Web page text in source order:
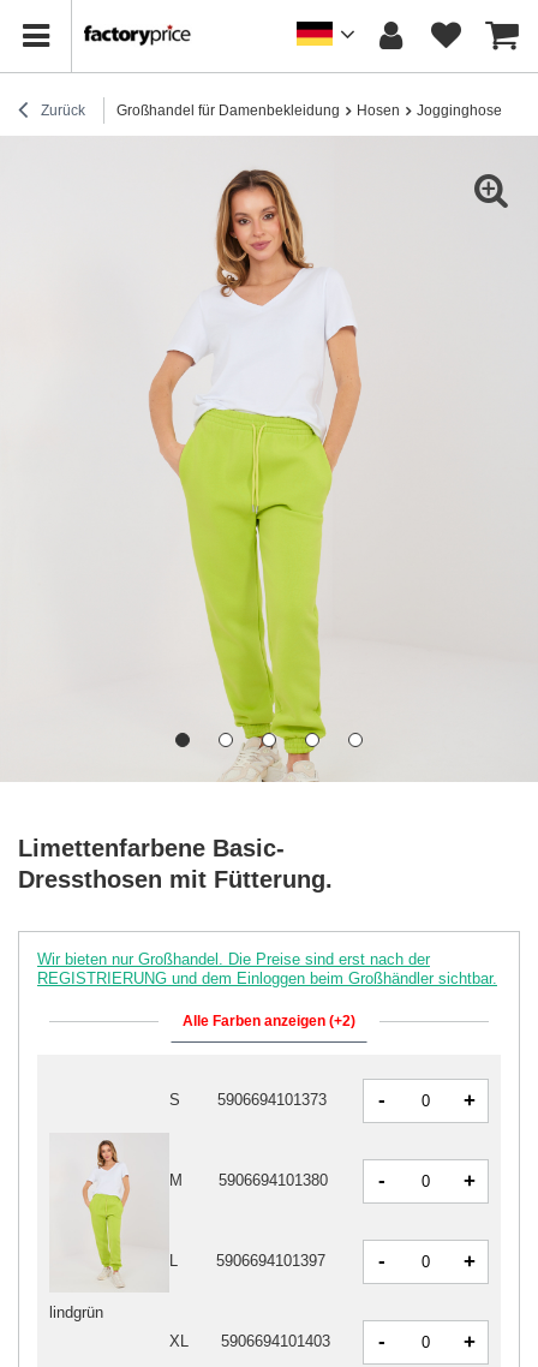
Zurück Großhandel für Damenbekleidung Hosen Jogginghose
Limettenfarbene Basic-
Dressthosen mit Fütterung.
Wir bieten nur Großhandel. Die Preise sind erst nach der
REGISTRIERUNG und dem Einloggen beim Großhändler sichtbar.
Alle Farben anzeigen (+2)
lindgrün
S 5906694101373 - +
M 5906694101380 - +
L 5906694101397 - +
XL 5906694101403 - +